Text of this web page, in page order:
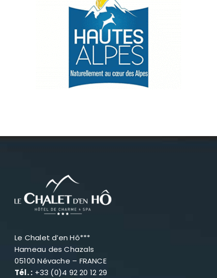
Le Chalet d’en Hô***
Hameau des Chazals
05100 Névache – FRANCE
Tél. : +33 (0)4 92 20 12 29